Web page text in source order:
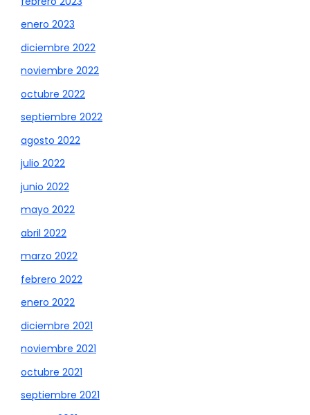
enero 2023
diciembre 2022
noviembre 2022
octubre 2022
septiembre 2022
agosto 2022
julio 2022
junio 2022
mayo 2022
abril 2022
marzo 2022
febrero 2022
enero 2022
diciembre 2021
noviembre 2021
octubre 2021
septiembre 2021